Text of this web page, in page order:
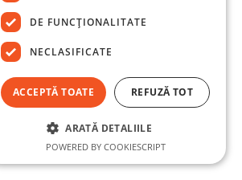
DE FUNCŢIONALITATE
NECLASIFICATE
ACCEPTĂ TOATE REFUZĂ TOT
ARATĂ DETALIILE
POWERED BY COOKIESCRIPT